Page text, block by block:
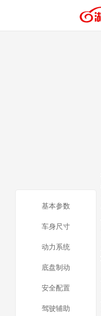
基本参数
车身尺寸
动力系统
底盘制动
安全配置
驾驶辅助